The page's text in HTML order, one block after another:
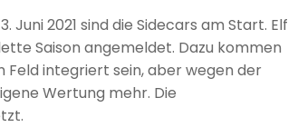
Juni 2021 sind die Sidecars am Start. Elf
Saison angemeldet. Dazu kommen
Feld integriert sein, aber wegen der
Wertung mehr. Die